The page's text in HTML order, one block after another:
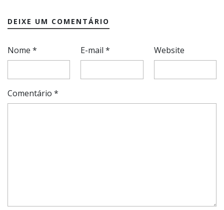
DEIXE UM COMENTÁRIO
Nome * E-mail* Website
Comentário *